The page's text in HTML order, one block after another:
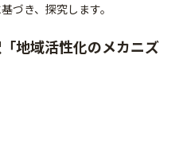
づき、探究します。
地域活性化のメカニズ